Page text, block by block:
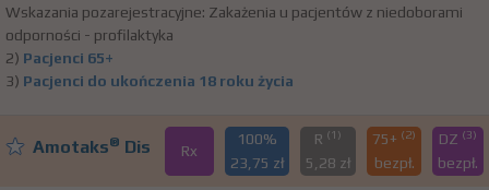
Wskazania pozarejestracyjne: Zakażenia u pacjentów z niedoborami
odporności - profilaktyka
2) Pacjenci 65+
3) Pacjenci do ukończenia 18 roku życia
Amotaks® Dis Rx
100%
23,75 zł
R (1)
5,28 zł
75+ (2)
bezpł.
DZ (3)
bezpł.